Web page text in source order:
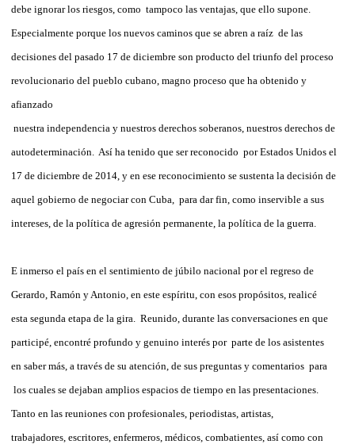
debe ignorar los riesgos, como tampoco las ventajas, que ello supone.
Especialmente porque los nuevos caminos que se abren a raíz de las
decisiones del pasado 17 de diciembre son producto del triunfo del proceso
revolucionario del pueblo cubano, magno proceso que ha obtenido y
afianzado
nuestra independencia y nuestros derechos soberanos, nuestros derechos de
autodeterminación. Así ha tenido que ser reconocido por Estados Unidos el
17 de diciembre de 2014, y en ese reconocimiento se sustenta la decisión de
aquel gobierno de negociar con Cuba, para dar fin, como inservible a sus
intereses, de la política de agresión permanente, la política de la guerra.
E inmerso el país en el sentimiento de júbilo nacional por el regreso de
Gerardo, Ramón y Antonio, en este espíritu, con esos propósitos, realicé
esta segunda etapa de la gira. Reunido, durante las conversaciones en que
participé, encontré profundo y genuino interés por parte de los asistentes
en saber más, a través de su atención, de sus preguntas y comentarios para
los cuales se dejaban amplios espacios de tiempo en las presentaciones.
Tanto en las reuniones con profesionales, periodistas, artistas,
trabajadores, escritores, enfermeros, médicos, combatientes, así como con